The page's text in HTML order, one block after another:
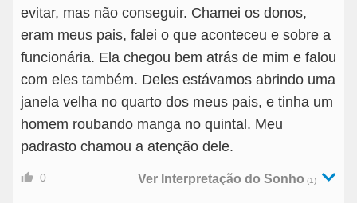
evitar, mas não conseguir. Chamei os donos,
eram meus pais, falei o que aconteceu e sobre a
funcionária. Ela chegou bem atrás de mim e falou
com eles também. Deles estávamos abrindo uma
janela velha no quarto dos meus pais, e tinha um
homem roubando manga no quintal. Meu
padrasto chamou a atenção dele.
0 Ver Interpretação do Sonho (1)